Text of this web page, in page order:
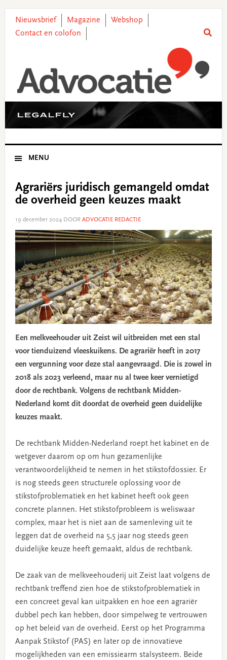
primary
main
primary
footer
Nieuwsbrief Magazine
Webshop
Contact en colofon
MENU
Agrariërs juridisch gemangeld omdat
de overheid geen keuzes maakt
19 december 2024DOOR ADVOCATIE REDACTIE
Een melkveehouder uit Zeist wil uitbreiden met een stal
voor tienduizend vleeskuikens. De agrariër heeft in 2017
een vergunning voor deze stal aangevraagd. Die is zowel in
2018 als 2023 verleend, maar nu al twee keer vernietigd
door de rechtbank. Volgens de rechtbank Midden-
Nederland komt dit doordat de overheid geen duidelijke
keuzes maakt.
De rechtbank Midden-Nederland roept het kabinet en de
wetgever daarom op om hun gezamenlijke
verantwoordelijkheid te nemen in het stikstofdossier. Er
is nog steeds geen structurele oplossing voor de
stikstofproblematiek en het kabinet heeft ook geen
concrete plannen. Het stikstofprobleem is weliswaar
complex, maar het is niet aan de samenleving uit te
leggen dat de overheid na 5,5 jaar nog steeds geen
duidelijke keuze heeft gemaakt, aldus de rechtbank.
De zaak van de melkveehouderij uit Zeist laat volgens de
rechtbank treffend zien hoe de stikstofproblematiek in
een concreet geval kan uitpakken en hoe een agrariër
dubbel pech kan hebben, door simpelweg te vertrouwen
op het beleid van de overheid. Eerst op het Programma
Aanpak Stikstof (PAS) en later op de innovatieve
mogelijkheden van een emissiearm stalsysteem. Beide